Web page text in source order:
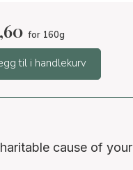
for 160g
til i handlekurv
cause of your